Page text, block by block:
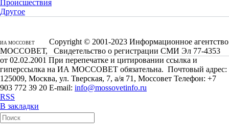
Происшествия
Другое
ИА МОССОВЕТ
Copyright © 2001-2023 Информационное агентство
МОССОВЕТ, Свидетельство о регистрации СМИ Эл 77-4353
от 02.02.2001 При перепечатке и цитировании ссылка и
гиперссылка на ИА МОССОВЕТ обязательна. Почтовый адрес:
125009, Москва, ул. Тверская, 7, а/я 71, Моссовет Телефон: +7
903 772 39 20 E-mail: info@mossovetinfo.ru
RSS
В закладки